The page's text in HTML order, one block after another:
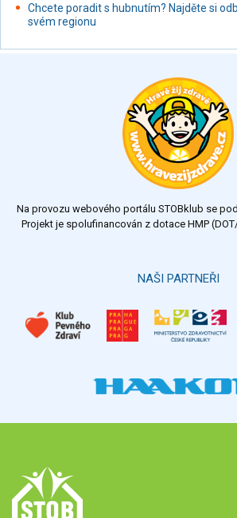
Restaurace, jídelny, hotová jídla
Fastfood
Studená kuchyně, lahůdkářské výrobky
Chcete poradit s hubnutím? Najděte si
svém regionu
Na provozu webového portálu STOBklub se
Projekt je spolufinancován z dotace HMP
NAŠI PARTNEŘI